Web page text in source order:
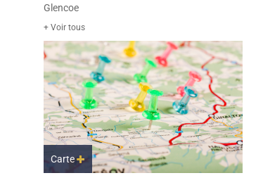
Glencoe
+ Voir tous
Carte